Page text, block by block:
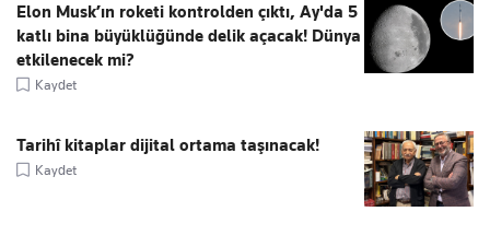
Elon Musk’ın roketi kontrolden çıktı, Ay'da 5
katlı bina büyüklüğünde delik açacak! Dünya
etkilenecek mi?
Kaydet
Tarihî kitaplar dijital ortama taşınacak!
Kaydet